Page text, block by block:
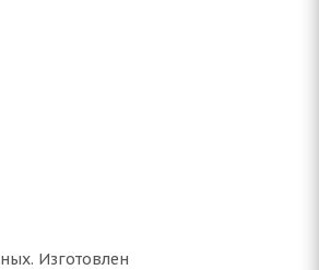
Изготовлен